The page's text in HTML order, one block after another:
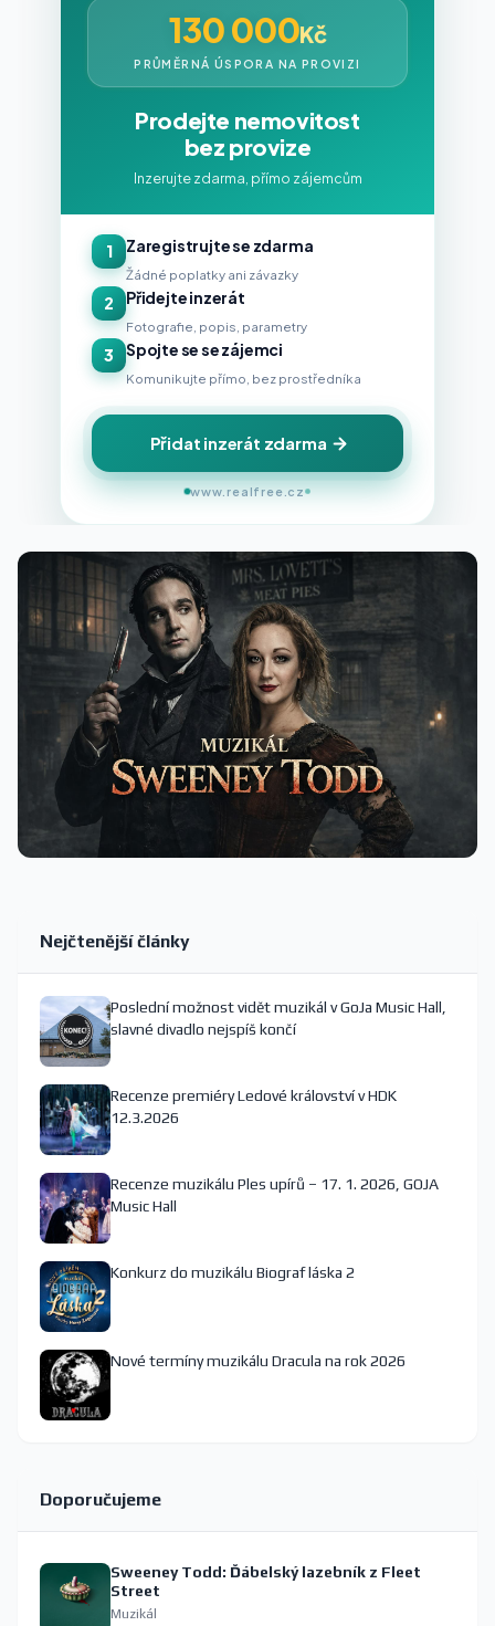
130 000Kč
PRŮMĚRNÁ ÚSPORA NA PROVIZI
Prodejte nemovitost
bez provize
Inzerujte zdarma, přímo zájemcům
1 Zaregistrujte se zdarma
Žádné poplatky ani závazky
2 Přidejte inzerát
Fotografie, popis, parametry
3 Spojte se se zájemci
Komunikujte přímo, bez prostředníka
Přidat inzerát zdarma
www.realfree.cz
Nejčtenější články
Poslední možnost vidět muzikál v GoJa Music Hall,
slavné divadlo nejspíš končí
Recenze premiéry Ledové království v HDK
12.3.2026
Recenze muzikálu Ples upírů – 17. 1. 2026, GOJA
Music Hall
Konkurz do muzikálu Biograf láska 2
Nové termíny muzikálu Dracula na rok 2026
Doporučujeme
Sweeney Todd: Ďábelský lazebník z Fleet
Street
Muzikál